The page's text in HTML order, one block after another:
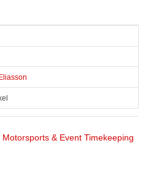
Motorsports & Event Timekeeping